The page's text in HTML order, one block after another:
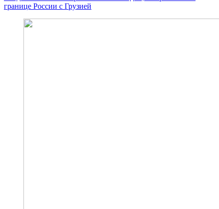
границе России с Грузией